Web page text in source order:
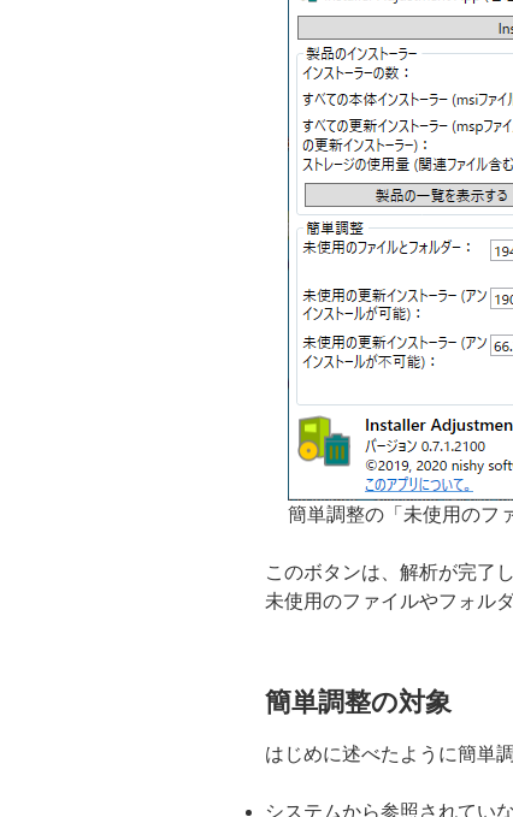
簡単調整の「未使用のフ
このボタンは、解析が完了し
未使用のファイルやフォル
簡単調整の対象
はじめに述べたように簡単
システムから参照されてい